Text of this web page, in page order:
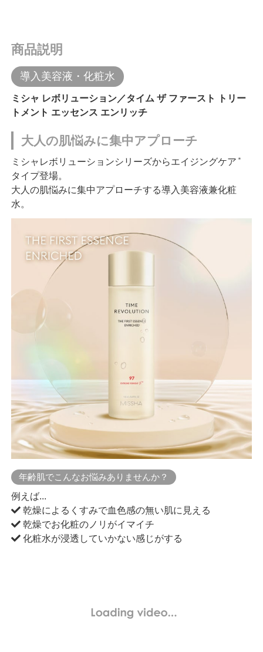
商品説明
導入美容液・化粧水
ミシャ レボリューション／タイム ザ ファースト トリー
トメント エッセンス エンリッチ
大人の肌悩みに集中アプローチ
ミシャレボリューションシリーズからエイジングケア ＊
タイプ登場。
大人の肌悩みに集中アプローチする導入美容液兼化粧
水。
年齢肌でこんなお悩みありませんか？
例えば...
乾燥によるくすみで血色感の無い肌に見える
乾燥でお化粧のノリがイマイチ
化粧水が浸透していかない感じがする